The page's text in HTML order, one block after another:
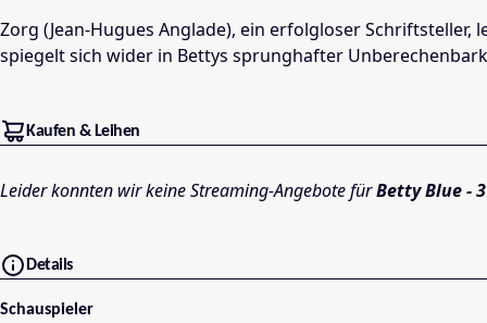
Zorg (Jean-Hugues Anglade), ein erfolgloser
spiegelt sich wider in Bettys sprunghafter
Kaufen & Leihen
Leider konnten wir keine Streaming-Angebote fürBetty Blue -
Details
Schauspieler